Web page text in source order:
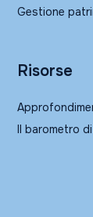
Gestione
Risorse
Il barometro